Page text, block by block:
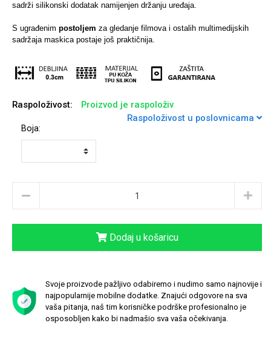
sadrži silikonski dodatak namijenjen držanju uređaja.
S ugrađenim postoljem za gledanje filmova i ostalih multimedijskih
sadržaja maskica postaje još praktičnija.
Raspoloživost:
Proizvod je raspoloživ
Raspoloživost u poslovnicama
Boja:
Dodaj u košaricu
Svoje proizvode pažljivo odabiremo i nudimo samo najnovije i
najpopularnije mobilne dodatke. Znajući odgovore na sva
vaša pitanja, naš tim korisničke podrške profesionalno je
osposobljen kako bi nadmašio sva vaša očekivanja.
Svemirska kolekcija
Love motivi I Need Some Space